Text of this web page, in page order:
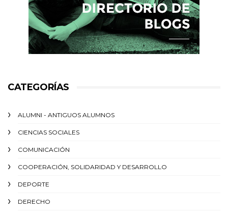
CATEGORÍAS
ALUMNI - ANTIGUOS ALUMNOS
CIENCIAS SOCIALES
COMUNICACIÓN
COOPERACIÓN, SOLIDARIDAD Y DESARROLLO
DEPORTE
DERECHO